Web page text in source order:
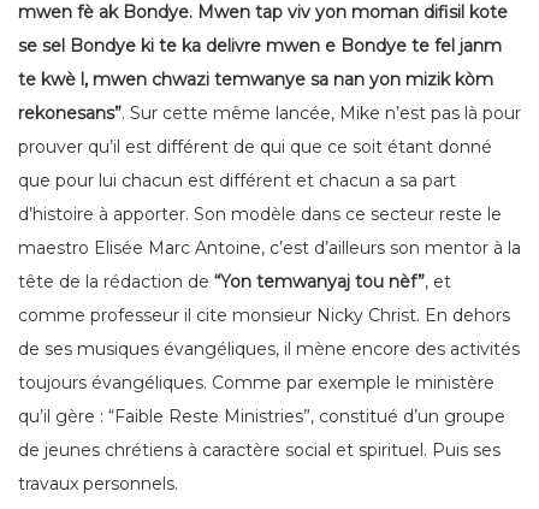
mwen fè ak Bondye. Mwen tap viv yon moman difisil kote
se sel Bondye ki te ka delivre mwen e Bondye te fel janm
te kwè l, mwen chwazi temwanye sa nan yon mizik kòm
rekonesans”. Sur cette même lancée, Mike n’est pas là pour
prouver qu’il est différent de qui que ce soit étant donné
que pour lui chacun est différent et chacun a sa part
d’histoire à apporter. Son modèle dans ce secteur reste le
maestro Elisée Marc Antoine, c’est d’ailleurs son mentor à la
tête de la rédaction de “Yon temwanyaj tou nèf”, et
comme professeur il cite monsieur Nicky Christ. En dehors
de ses musiques évangéliques, il mène encore des activités
toujours évangéliques. Comme par exemple le ministère
qu’il gère : “Faible Reste Ministries”, constitué d’un groupe
de jeunes chrétiens à caractère social et spirituel. Puis ses
travaux personnels.